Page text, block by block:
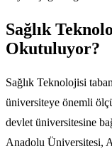
Sağlık
Okutuluyor?
Sağlık Teknolojisi
üniversiteye önemli
devlet üniversitesine
Anadolu Üniversitesi,